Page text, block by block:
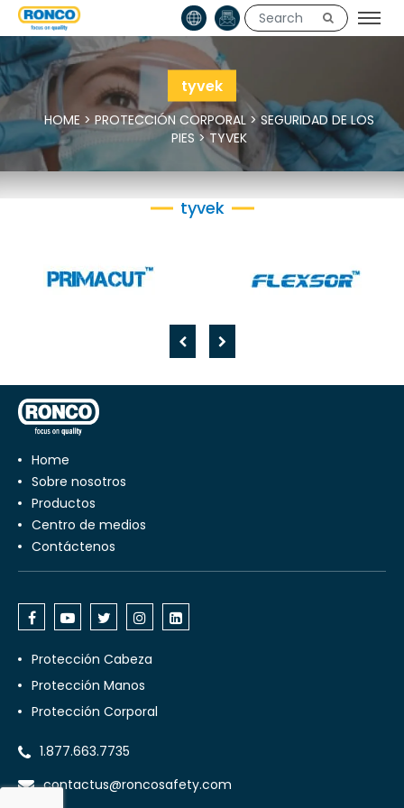
tyvek
HOME >PROTECCIÓN CORPORAL>SEGURIDAD DE LOS
PIES >TYVEK
tyvek
Home
Sobre nosotros
Productos
Centro de medios
Contáctenos
Protección Cabeza
Protección Manos
Protección Corporal
1.877.663.7735
contactus@roncosafety.com